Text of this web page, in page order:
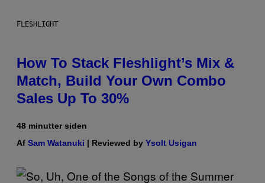
FLESHLIGHT
How To Stack Fleshlight’s Mix &
Match, Build Your Own Combo
Sales Up To 30%
48 minutter siden
Af Sam Watanuki | Reviewed by Ysolt Usigan